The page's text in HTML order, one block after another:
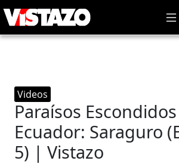
Videos
Paraísos
Ecuador: Saraguro
5) | Vistazo